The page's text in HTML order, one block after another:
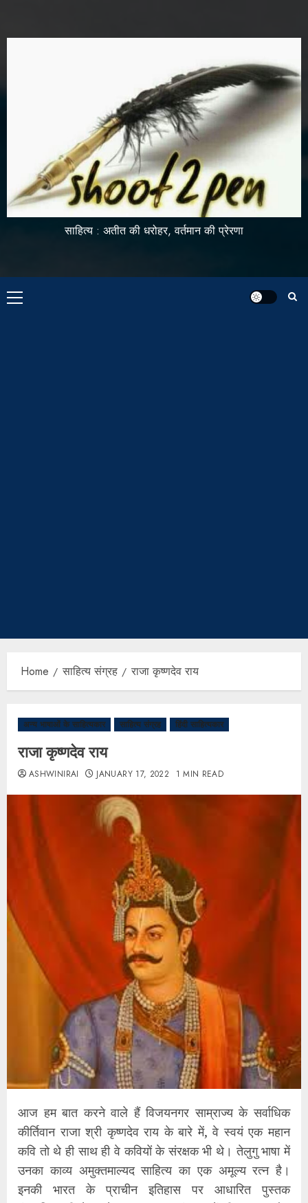
साहित्य : अतीत की धरोहर, वर्तमान की प्रेरणा
Home साहित्य संग्रह राजा कृष्णदेव राय
अन्य भाषाओं के साहित्यकार साहित्य संग्रह हिंदी साहित्यकार
राजा कृष्णदेव राय
ASHWINIRAI JANUARY 17, 2022 1 MIN READ
आज हम बात करने वाले हैं विजयनगर साम्राज्य के सर्वाधिक
कीर्तिवान राजा श्री कृष्णदेव राय के बारे में, वे स्वयं एक महान
कवि तो थे ही साथ ही वे कवियों के संरक्षक भी थे। तेलुगु भाषा में
उनका काव्य अमुक्तमाल्यद साहित्य का एक अमूल्य रत्न है।
इनकी भारत के प्राचीन इतिहास पर आधारित पुस्तक